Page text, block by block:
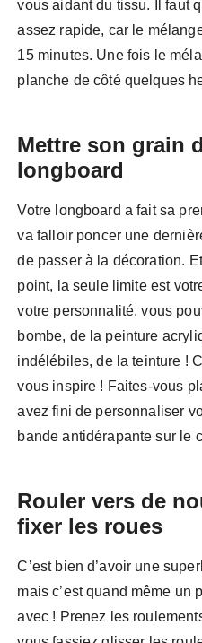
vous aidant du tissu. Il faut
assez rapide, car le
15 minutes. Une fois le
planche de côté quelques
Mettre son grain
longboard
Votre longboard a fait sa
va falloir poncer une
de passer à la décoration.
point, la seule limite est
votre personnalité, vous
bombe, de la peinture
indélébiles, de la teinture !
vous inspire ! Faites-vous
avez fini de personnaliser
bande antidérapante sur le
Rouler vers de
fixer les roues
C’est bien d’avoir une
mais c’est quand même un
avec ! Prenez les